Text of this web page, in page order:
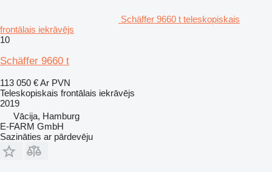
Schäffer 9660 t teleskopiskais
frontālais iekrāvējs
10
Schäffer 9660 t
113 050 €Ar PVN
Teleskopiskais frontālais iekrāvējs
2019
Vācija, Hamburg
E-FARM GmbH
Sazināties ar pārdevēju